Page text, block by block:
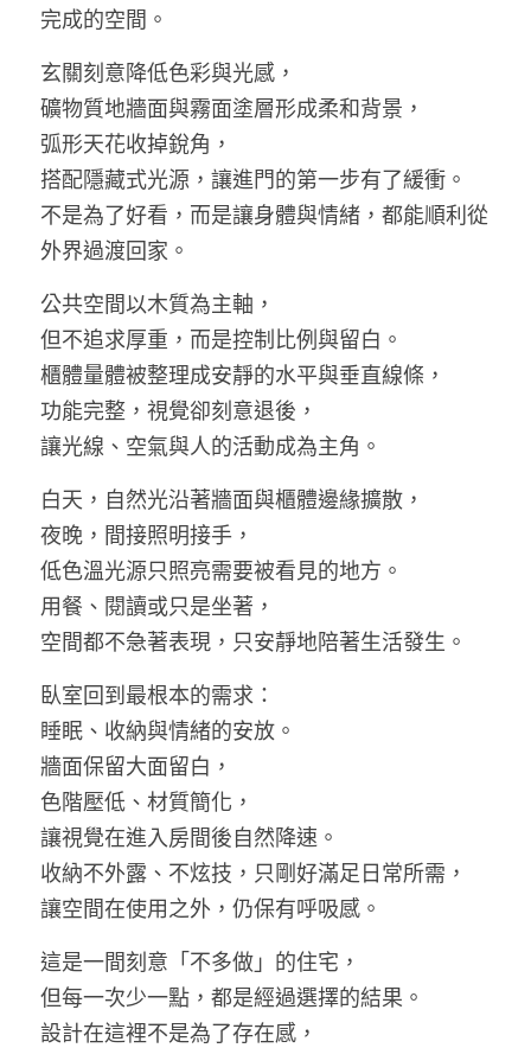
完成的空間。
玄關刻意降低色彩與光感，
礦物質地牆面與霧面塗層形成柔和背景，
弧形天花收掉銳角，
搭配隱藏式光源，讓進門的第一步有了緩衝。
不是為了好看，而是讓身體與情緒，都能順利從
外界過渡回家。
公共空間以木質為主軸，
但不追求厚重，而是控制比例與留白。
櫃體量體被整理成安靜的水平與垂直線條，
功能完整，視覺卻刻意退後，
讓光線、空氣與人的活動成為主角。
白天，自然光沿著牆面與櫃體邊緣擴散，
夜晚，間接照明接手，
低色溫光源只照亮需要被看見的地方。
用餐、閱讀或只是坐著，
空間都不急著表現，只安靜地陪著生活發生。
臥室回到最根本的需求：
睡眠、收納與情緒的安放。
牆面保留大面留白，
色階壓低、材質簡化，
讓視覺在進入房間後自然降速。
收納不外露、不炫技，只剛好滿足日常所需，
讓空間在使用之外，仍保有呼吸感。
這是一間刻意「不多做」的住宅，
但每一次少一點，都是經過選擇的結果。
設計在這裡不是為了存在感，